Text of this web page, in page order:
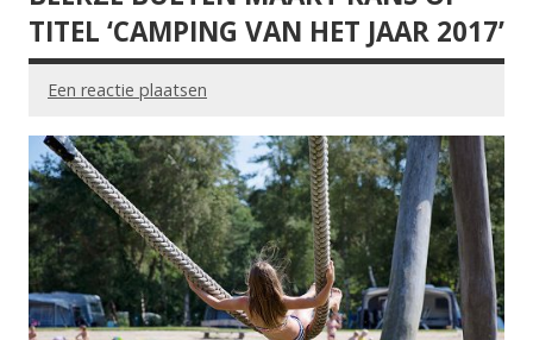
TITEL ‘CAMPING VAN HET JAAR 2017’
Een reactie plaatsen